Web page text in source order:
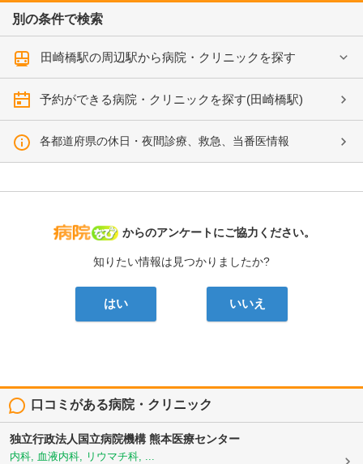
別の条件で検索
田崎橋駅の周辺駅から病院・クリニックを探す
予約ができる病院・クリニックを探す(田崎橋駅)
各都道府県の休日・夜間診療、救急、当番医情報
病院なび
からのアンケートにご協力ください。
知りたい情報は見つかりましたか?
はい いいえ
口コミがある病院・クリニック
独立行政法人国立病院機構熊本医療センター
内科, 血液内科, リウマチ科, ...